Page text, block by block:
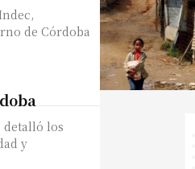
de Córdoba
detalló los
y